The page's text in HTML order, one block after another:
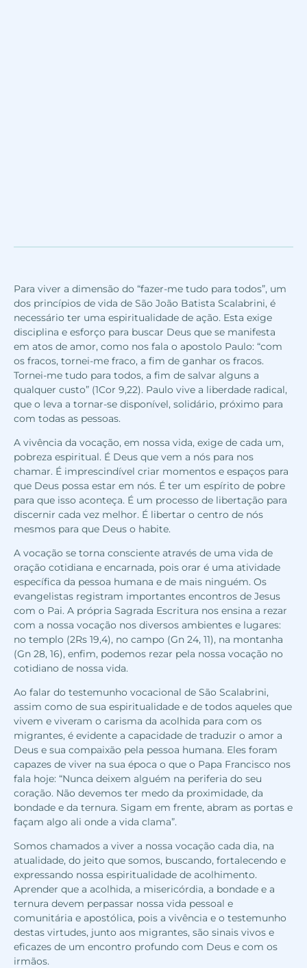
Para viver a dimensão do “fazer-me tudo para todos”, um
dos princípios de vida de São João Batista Scalabrini, é
necessário ter uma espiritualidade de ação. Esta exige
disciplina e esforço para buscar Deus que se manifesta
em atos de amor, como nos fala o apostolo Paulo: “com
os fracos, tornei-me fraco, a fim de ganhar os fracos.
Tornei-me tudo para todos, a fim de salvar alguns a
qualquer custo” (1Cor 9,22). Paulo vive a liberdade radical,
que o leva a tornar-se disponível, solidário, próximo para
com todas as pessoas.
A vivência da vocação, em nossa vida, exige de cada um,
pobreza espiritual. É Deus que vem a nós para nos
chamar. É imprescindível criar momentos e espaços para
que Deus possa estar em nós. É ter um espírito de pobre
para que isso aconteça. É um processo de libertação para
discernir cada vez melhor. É libertar o centro de nós
mesmos para que Deus o habite.
A vocação se torna consciente através de uma vida de
oração cotidiana e encarnada, pois orar é uma atividade
específica da pessoa humana e de mais ninguém. Os
evangelistas registram importantes encontros de Jesus
com o Pai. A própria Sagrada Escritura nos ensina a rezar
com a nossa vocação nos diversos ambientes e lugares:
no templo (2Rs 19,4), no campo (Gn 24, 11), na montanha
(Gn 28, 16), enfim, podemos rezar pela nossa vocação no
cotidiano de nossa vida.
Ao falar do testemunho vocacional de São Scalabrini,
assim como de sua espiritualidade e de todos aqueles que
vivem e viveram o carisma da acolhida para com os
migrantes, é evidente a capacidade de traduzir o amor a
Deus e sua compaixão pela pessoa humana. Eles foram
capazes de viver na sua época o que o Papa Francisco nos
fala hoje: “Nunca deixem alguém na periferia do seu
coração. Não devemos ter medo da proximidade, da
bondade e da ternura. Sigam em frente, abram as portas e
façam algo ali onde a vida clama”.
Somos chamados a viver a nossa vocação cada dia, na
atualidade, do jeito que somos, buscando, fortalecendo e
expressando nossa espiritualidade de acolhimento.
Aprender que a acolhida, a misericórdia, a bondade e a
ternura devem perpassar nossa vida pessoal e
comunitária e apostólica, pois a vivência e o testemunho
destas virtudes, junto aos migrantes, são sinais vivos e
eficazes de um encontro profundo com Deus e com os
irmãos.